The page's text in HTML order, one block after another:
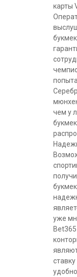
карты
чем у
уже